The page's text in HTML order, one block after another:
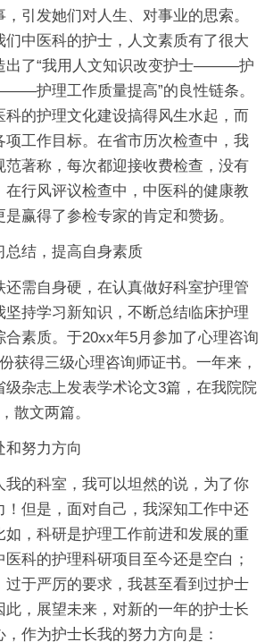
引发她们对人生、对事业的思索。
们中医科的护士，人文素质有了很大
出了“我用人文知识改变护士———护
护理工作质量提高”的良性链条。
科的护理文化建设搞得风生水起，而
项工作目标。在省市历次检查中，我
范著称，每次都迎接收费检查，没有
在行风评议检查中，中医科的健康教
赢得了参检专家的肯定和赞扬。
总结，提高自身素质
还需自身硬，在认真做好科室护理管
坚持学习新知识，不断总结临床护理
合素质。于20xx年5月参加了心理咨询
获得三级心理咨询师证书。一年来，
级杂志上发表学术论文3篇，在我院院
散文两篇。
和努力方向
我的科室，我可以坦然的说，为了你
！但是，面对自己，我深知工作中还
如，科研是护理工作前进和发展的重
科的护理科研项目至今还是空白；
过于严厉的要求，我甚至看到过护士
此，展望未来，对新的一年的护士长
作为护士长我的努力方向是：